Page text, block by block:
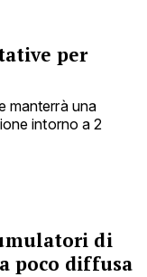
per
manterrà una
intorno a 2
di
poco diffusa